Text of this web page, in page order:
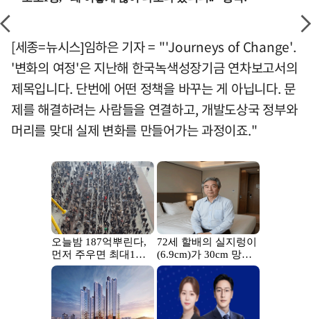
[세종=뉴시스]임하은 기자 = "'Journeys of Change'.
'변화의 여정'은 지난해 한국녹색성장기금 연차보고서의
제목입니다. 단번에 어떤 정책을 바꾸는 게 아닙니다. 문
제를 해결하려는 사람들을 연결하고, 개발도상국 정부와
머리를 맞대 실제 변화를 만들어가는 과정이죠."